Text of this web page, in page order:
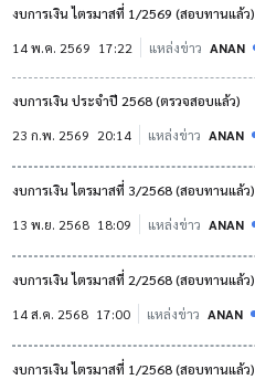
งบการเงิน ไตรมาสที่ 1/2569 (สอบทานแล้ว)
14 พ.ค. 2569 17:22 แหล่งข่าว ANAN
งบการเงิน ประจำปี 2568 (ตรวจสอบแล้ว)
23 ก.พ. 2569 20:14 แหล่งข่าว ANAN
งบการเงิน ไตรมาสที่ 3/2568 (สอบทานแล้ว)
13 พ.ย. 2568 18:09 แหล่งข่าว ANAN
งบการเงิน ไตรมาสที่ 2/2568 (สอบทานแล้ว)
14 ส.ค. 2568 17:00 แหล่งข่าว ANAN
งบการเงิน ไตรมาสที่ 1/2568 (สอบทานแล้ว)